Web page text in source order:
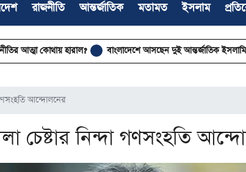
রাজনীতি আন্তর্জাতিক মতামত ইসলাম
কোথায় হারাল? বাংলাদেশে আসছেন দুই আন্তর্জাতিক ইসলামিক বক্তা
আন্দোলনের
চেষ্টার নিন্দা গণসংহতি